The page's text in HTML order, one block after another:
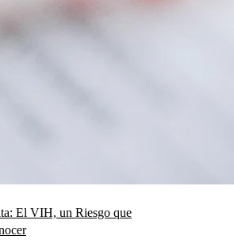
El VIH, un Riesgo que